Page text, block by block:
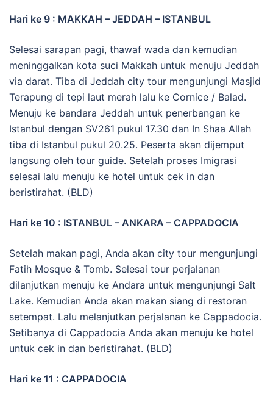
Hari ke 9 : MAKKAH – JEDDAH – ISTANBUL
Selesai sarapan pagi, thawaf wada dan kemudian
meninggalkan kota suci Makkah untuk menuju Jeddah
via darat. Tiba di Jeddah city tour mengunjungi Masjid
Terapung di tepi laut merah lalu ke Cornice / Balad.
Menuju ke bandara Jeddah untuk penerbangan ke
Istanbul dengan SV261 pukul 17.30 dan In Shaa Allah
tiba di Istanbul pukul 20.25. Peserta akan dijemput
langsung oleh tour guide. Setelah proses Imigrasi
selesai lalu menuju ke hotel untuk cek in dan
beristirahat. (BLD)
Hari ke 10 : ISTANBUL – ANKARA – CAPPADOCIA
Setelah makan pagi, Anda akan city tour mengunjungi
Fatih Mosque & Tomb. Selesai tour perjalanan
dilanjutkan menuju ke Andara untuk mengunjungi Salt
Lake. Kemudian Anda akan makan siang di restoran
setempat. Lalu melanjutkan perjalanan ke Cappadocia.
Setibanya di Cappadocia Anda akan menuju ke hotel
untuk cek in dan beristirahat. (BLD)
Hari ke 11 : CAPPADOCIA